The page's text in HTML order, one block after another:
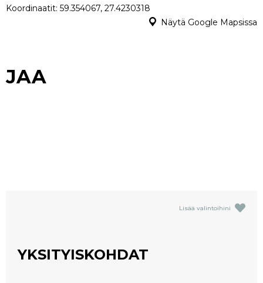
Koordinaatit: 59.354067, 27.4230318
Näytä Google Mapsissa
JAA
Lisää valintoihini
YKSITYISKOHDAT